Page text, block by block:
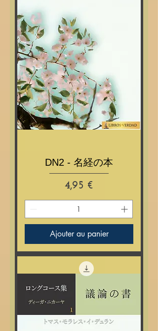
DN2 - 名経の本
Prix
4,95 €
Ajouter au panier